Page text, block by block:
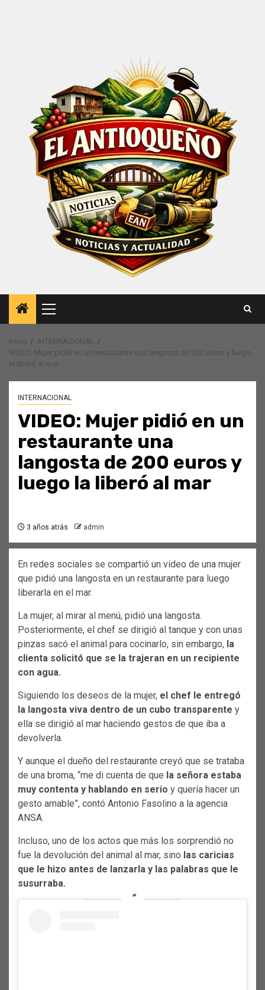
Menú
principal
Inicio
INTERNACIONAL
VIDEO: Mujer pidió en un restaurante una langosta de 200 euros y luego
la liberó al mar
INTERNACIONAL
VIDEO: Mujer pidió en un
restaurante una
langosta de 200 euros y
luego la liberó al mar
3 años atrás admin
En redes sociales se compartió un video de una mujer
que pidió una langosta en un restaurante para luego
liberarla en el mar.
La mujer, al mirar al menú, pidió una langosta.
Posteriormente, el chef se dirigió al tanque y con unas
pinzas sacó el animal para cocinarlo, sin embargo, la
clienta solicitó que se la trajeran en un recipiente
con agua.
Siguiendo los deseos de la mujer, el chef le entregó
la langosta viva dentro de un cubo transparente y
ella se dirigió al mar haciendo gestos de que iba a
devolverla.
Y aunque el dueño del restaurante creyó que se trataba
de una broma, “me di cuenta de que la señora estaba
muy contenta y hablando en serio y quería hacer un
gesto amable”, contó Antonio Fasolino a la agencia
ANSA.
Incluso, uno de los actos que más los sorprendió no
fue la devolución del animal al mar, sino las caricias
que le hizo antes de lanzarla y las palabras que le
susurraba.